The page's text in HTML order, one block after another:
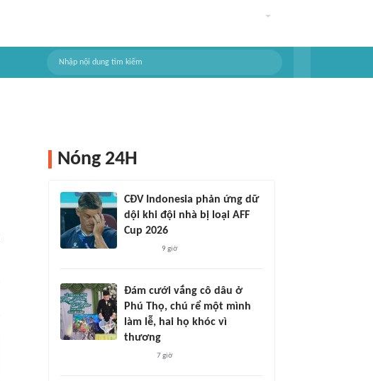
Nóng 24H
CĐV Indonesia phản ứng dữ
dội khi đội nhà bị loại AFF
Cup 2026
9 giờ
Đám cưới vắng cô dâu ở
Phú Thọ, chú rể một mình
làm lễ, hai họ khóc vì
thương
7 giờ